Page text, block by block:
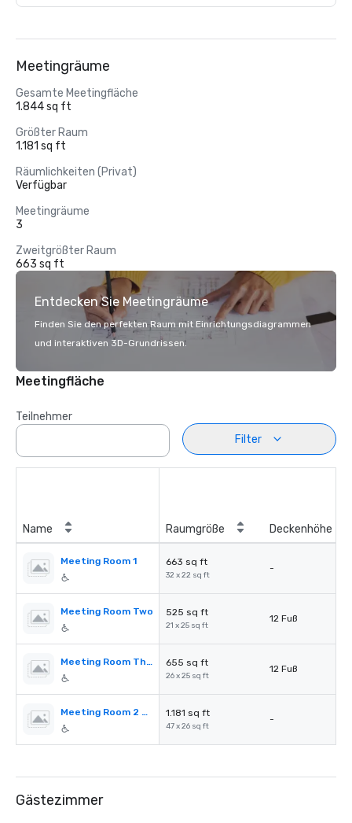
Meetingräume
Gesamte Meetingfläche
1.844 sq ft
Größter Raum
1.181 sq ft
Räumlichkeiten (Privat)
Verfügbar
Meetingräume
3
Zweitgrößter Raum
663 sq ft
Entdecken Sie Meetingräume
Finden Sie den perfekten Raum mit Einrichtungsdiagrammen
und interaktiven 3D-Grundrissen.
Meetingfläche
Teilnehmer
Filter
Name Raumgröße Deckenhöhe
Meeting Room 1 663 sq ft
32 x 22 sq ft
-
Meeting Room Two 525 sq ft
21 x 25 sq ft
12 Fuß
Meeting Room Three 655 sq ft
26 x 25 sq ft
12 Fuß
Meeting Room 2 & 3 1.181 sq ft
47 x 26 sq ft
-
Gästezimmer